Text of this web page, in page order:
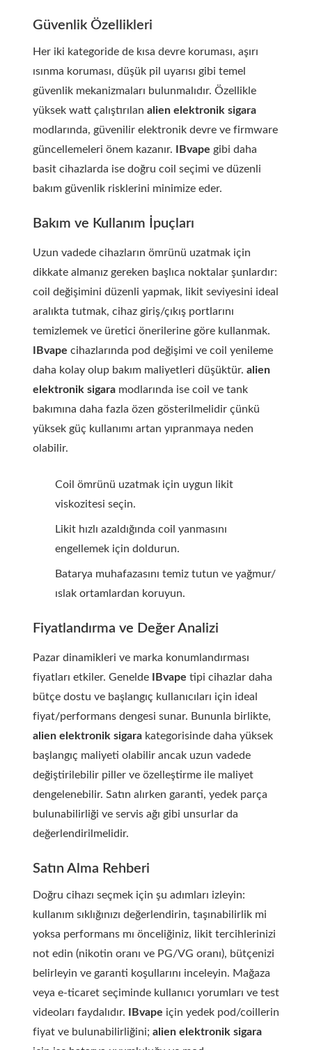
Güvenlik Özellikleri
Her iki kategoride de kısa devre koruması, aşırı
ısınma koruması, düşük pil uyarısı gibi temel
güvenlik mekanizmaları bulunmalıdır. Özellikle
yüksek watt çalıştırılan alien elektronik sigara
modlarında, güvenilir elektronik devre ve firmware
güncellemeleri önem kazanır.
IBvape gibi daha
basit cihazlarda ise doğru coil seçimi ve düzenli
bakım güvenlik risklerini minimize eder.
Bakım ve Kullanım İpuçları
Uzun vadede cihazların ömrünü uzatmak için
dikkate almanız gereken başlıca noktalar şunlardır:
coil değişimini düzenli yapmak, likit seviyesini ideal
aralıkta tutmak, cihaz giriş/çıkış portlarını
temizlemek ve üretici önerilerine göre kullanmak.
IBvape cihazlarında pod değişimi ve coil yenileme
daha kolay olup bakım maliyetleri düşüktür. alien
elektronik sigara modlarında ise coil ve tank
bakımına daha fazla özen gösterilmelidir çünkü
yüksek güç kullanımı artan yıpranmaya neden
olabilir.
Coil ömrünü uzatmak için uygun likit
viskozitesi seçin.
Likit hızlı azaldığında coil yanmasını
engellemek için doldurun.
Batarya muhafazasını temiz tutun ve yağmur/
ıslak ortamlardan koruyun.
Fiyatlandırma ve Değer Analizi
Pazar dinamikleri ve marka konumlandırması
fiyatları etkiler. Genelde
IBvape tipi cihazlar daha
bütçe dostu ve başlangıç kullanıcıları için ideal
fiyat/performans dengesi sunar. Bununla birlikte,
alien elektronik sigara kategorisinde daha yüksek
başlangıç maliyeti olabilir ancak uzun vadede
değiştirilebilir piller ve özelleştirme ile maliyet
dengelenebilir. Satın alırken garanti, yedek parça
bulunabilirliği ve servis ağı gibi unsurlar da
değerlendirilmelidir.
Satın Alma Rehberi
Doğru cihazı seçmek için şu adımları izleyin:
kullanım sıklığınızı değerlendirin, taşınabilirlik mi
yoksa performans mı önceliğiniz, likit tercihlerinizi
not edin (nikotin oranı ve PG/VG oranı), bütçenizi
belirleyin ve garanti koşullarını inceleyin. Mağaza
veya e-ticaret seçiminde kullanıcı yorumları ve test
videoları faydalıdır.
IBvape için yedek pod/coillerin
fiyat ve bulunabilirliğini; alien elektronik sigara